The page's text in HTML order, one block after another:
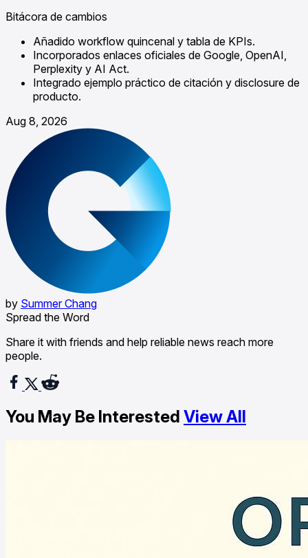
Bitácora de cambios
Añadido workflow quincenal y tabla de KPIs.
Incorporados enlaces oficiales de Google, OpenAI,
Perplexity y AI Act.
Integrado ejemplo práctico de citación y disclosure de
producto.
Aug 8, 2026
by Summer Chang
Spread the Word
Share it with friends and help reliable news reach more
people.
You May Be Interested View All